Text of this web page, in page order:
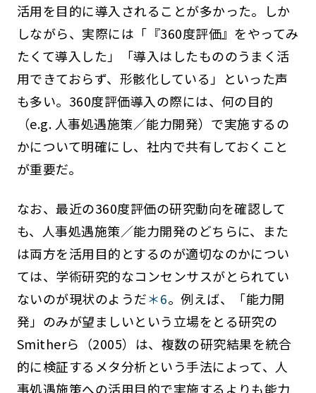
活用を目的に導入されることが多かった。しか
しながら、実際には「『360度評価』をやってみ
たくて導入した」「導入はしたもののうまく活
用できておらず、形骸化している」といった声
も多い。360度評価導入の際には、何の目的
（e.g. 人事処遇施策／能力開発）で実施するの
かについて明確にし、社内で共有しておくこと
が重要だ。
なお、最近の360度評価の研究動向を確認して
も、人事処遇施策／能力開発のどちらに、また
は両方を活用目的とするのが適切なのかについ
ては、学術研究的なコンセンサスがとられてい
ないのが現状のようだ＊6。例えば、「能力開
発」のみが望ましいという立場をとる研究の
Smitherら（2005）は、複数の研究結果を統合
的に検証するメタ分析という手法によって、人
事処遇施策への活用目的で実施するよりも能力